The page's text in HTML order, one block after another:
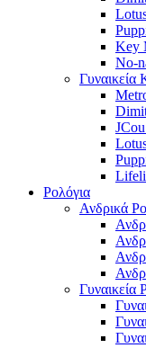
Key
No-
Ρολόγια
Ανδρικά
Γυναικεία